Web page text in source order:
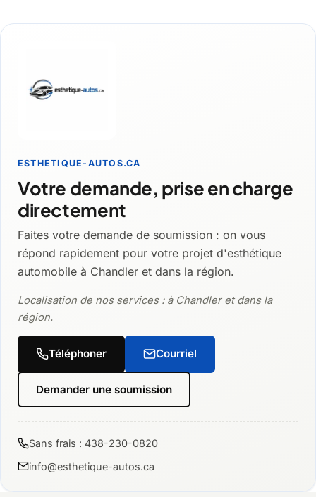
ESTHETIQUE-AUTOS.CA
Votre demande, prise en charge
directement
Faites votre demande de soumission : on vous
répond rapidement pour votre projet d'esthétique
automobile à Chandler et dans la région.
Localisation de nos services : à Chandler et dans la
région.
Téléphoner Courriel
Demander une soumission
Sans frais : 438-230-0820
info@esthetique-autos.ca